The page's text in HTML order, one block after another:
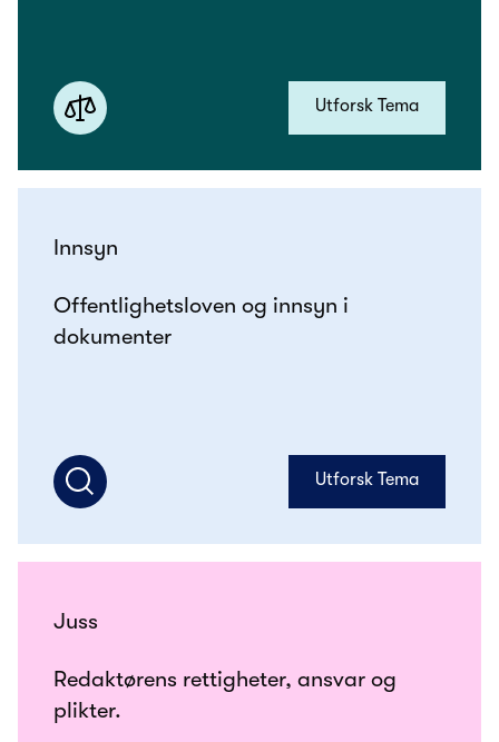
Utforsk Tema
Innsyn
Offentlighetsloven og innsyn i
dokumenter
Utforsk Tema
Juss
Redaktørens rettigheter, ansvar og
plikter.